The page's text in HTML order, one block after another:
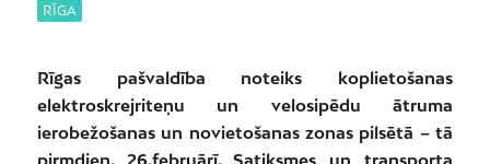
RĪGA
Rīgas pašvaldība noteiks koplietošanas
elektroskrejriteņu un velosipēdu ātruma
ierobežošanas un novietošanas zonas pilsētā – tā
pirmdien, 26.februārī, Satiksmes un transporta